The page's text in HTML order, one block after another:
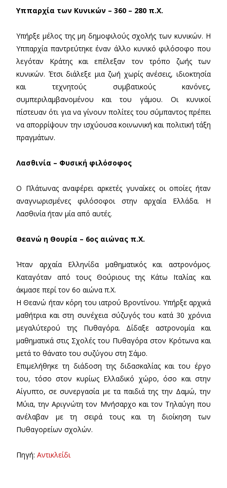
Υππαρχία των Κυνικών – 360 – 280 π.Χ.
Υπήρξε µέλος της µη δηµοφιλούς σχολής των κυνικών. H
Υππαρχία παντρεύτηκε έναν άλλο κυνικό φιλόσοφο που
λεγόταν Κράτης και επέλεξαν τον τρόπο ζωής των
κυνικών. Έτσι διάλεξε µια ζωή χωρίς ανέσεις, ιδιοκτησία
και τεχνητούς συµβατικούς κανόνες,
συµπεριλαµβανοµένου και του γάµου. Οι κυνικοί
πίστευαν ότι για να γίνουν πολίτες του σύµπαντος πρέπει
να απορρίψουν την ισχύουσα κοινωνική και πολιτική τάξη
πραγµάτων.
Λασθινία – Φυσική φιλόσοφος
Ο Πλάτωνας αναφέρει αρκετές γυναίκες οι οποίες ήταν
αναγνωρισµένες φιλόσοφοι στην αρχαία Ελλάδα. Η
Λασθινία ήταν µία από αυτές.
Θεανώ η Θουρία – 6ος αιώνας π.Χ.
Ήταν αρχαία Ελληνίδα μαθηματικός και αστρονόμος.
Καταγόταν από τους Θούριους της Κάτω Ιταλίας και
άκμασε περί τον 6ο αιώνα π.Χ.
Η Θεανώ ήταν κόρη του ιατρού Βροντίνου. Υπήρξε αρχικά
μαθήτρια και στη συνέχεια σύζυγός του κατά 30 χρόνια
μεγαλύτερού της Πυθαγόρα. Δίδαξε αστρονομία και
μαθηματικά στις Σχολές του Πυθαγόρα στον Κρότωνα και
μετά το θάνατο του συζύγου στη Σάμο.
Επιμελήθηκε τη διάδοση της διδασκαλίας και του έργο
του, τόσο στον κυρίως Ελλαδικό χώρο, όσο και στην
Αίγυπτο, σε συνεργασία με τα παιδιά της την Δαμώ, την
Μύια, την Αριγνώτη τον Μνήσαρχο και τον Τηλαύγη που
ανέλαβαν με τη σειρά τους και τη διοίκηση των
Πυθαγορείων σχολών.
Πηγή: Αντικλείδι